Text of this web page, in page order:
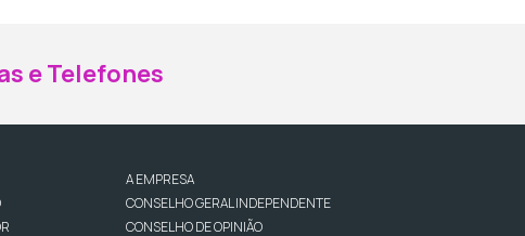
e Telefones
A EMPRESA
CONSELHO GERAL INDEPENDENTE
CONSELHO DE OPINIÃO